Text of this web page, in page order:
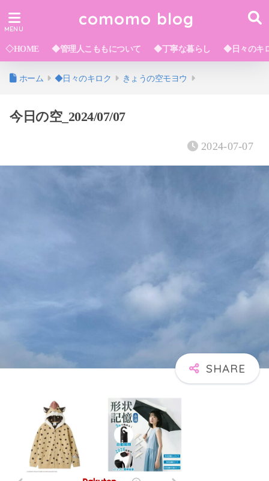
comomo blog
◇HOME ◆管理人こももについて ◆丁寧な暮らし ◆日々のキ
ホーム ◆日々のキロク きょうの空モヨウ
今日の空_2024/07/07
2024-07-07